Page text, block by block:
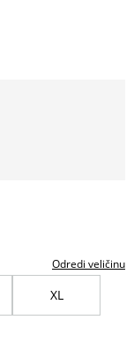
Odredi veličinu
XL